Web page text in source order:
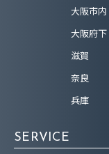
大阪市内
大阪府下
滋賀
奈良
兵庫
SERVICE